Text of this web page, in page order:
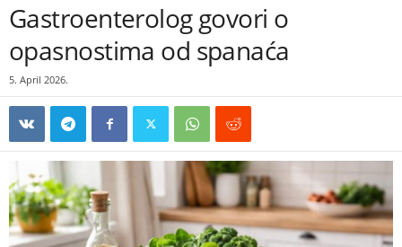
Gastroenterolog govori o
opasnostima od spanaća
5. April 2026.